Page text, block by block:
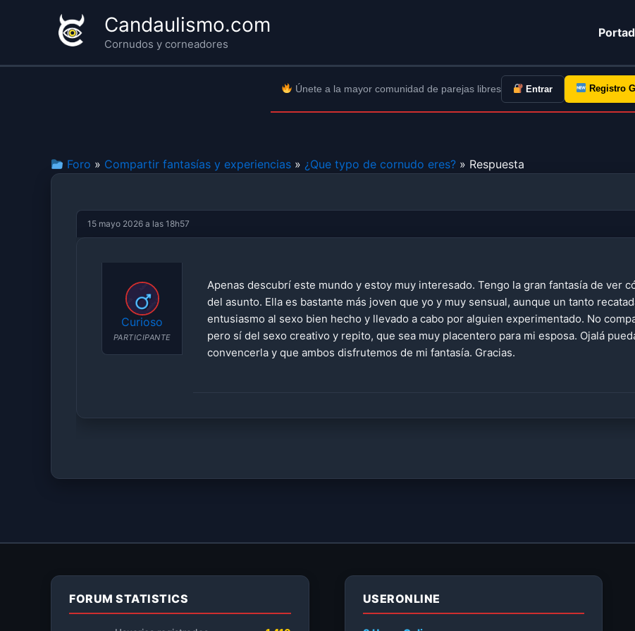
Candaulismo.com
Cornudos y corneadores
Únete a la mayor comunidad de parejas libres Entrar Registro
Foro » Compartir fantasías y experiencias » ¿Que typo de cornudo eres? » Respuesta
15 mayo 2026 a las 18h57
Curioso
PARTICIPANTE
Apenas descubrí este mundo y estoy muy interesado. Tengo la gran fantasía de ver
del asunto. Ella es bastante más joven que yo y muy sensual, aunque un tanto
entusiasmo al sexo bien hecho y llevado a cabo por alguien experimentado. No
pero sí del sexo creativo y repito, que sea muy placentero para mi esposa. Ojalá
convencerla y que ambos disfrutemos de mi fantasía. Gracias.
FORUM STATISTICS USERONLINE